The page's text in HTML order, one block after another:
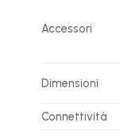
Accessori
Dimensioni
Connettività